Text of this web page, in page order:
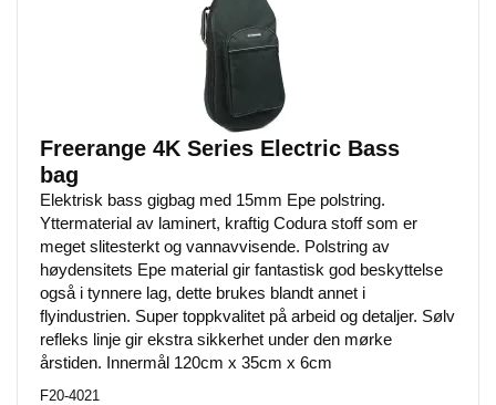
Freerange 4K Series Electric Bass
bag
Elektrisk bass gigbag med 15mm Epe polstring.
Yttermaterial av laminert, kraftig Codura stoff som er
meget slitesterkt og vannavvisende. Polstring av
høydensitets Epe material gir fantastisk god beskyttelse
også i tynnere lag, dette brukes blandt annet i
flyindustrien. Super toppkvalitet på arbeid og detaljer. Sølv
refleks linje gir ekstra sikkerhet under den mørke
årstiden. Innermål 120cm x 35cm x 6cm
F20-4021